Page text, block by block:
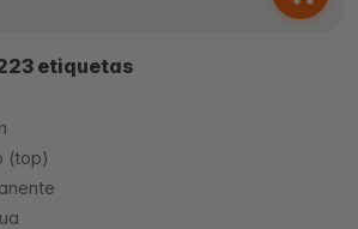
etiquetas
(top)